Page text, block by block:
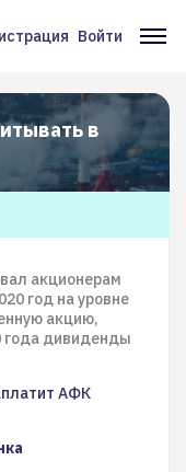
Войти
в
акционерам
год на уровне
акцию,
года дивиденды
АФК